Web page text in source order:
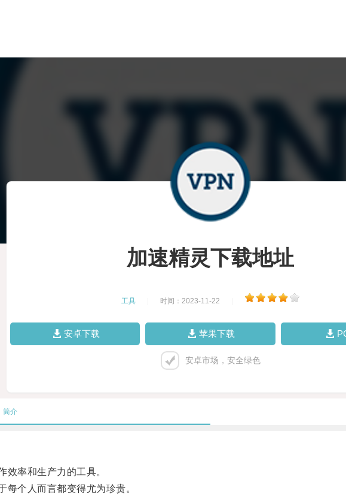
加速精灵下载地址
工具 时间：2023-11-22
安卓下载 苹果下载
安卓市场，安全绿色
简介
率和生产力的工具。
个人而言都变得尤为珍贵。